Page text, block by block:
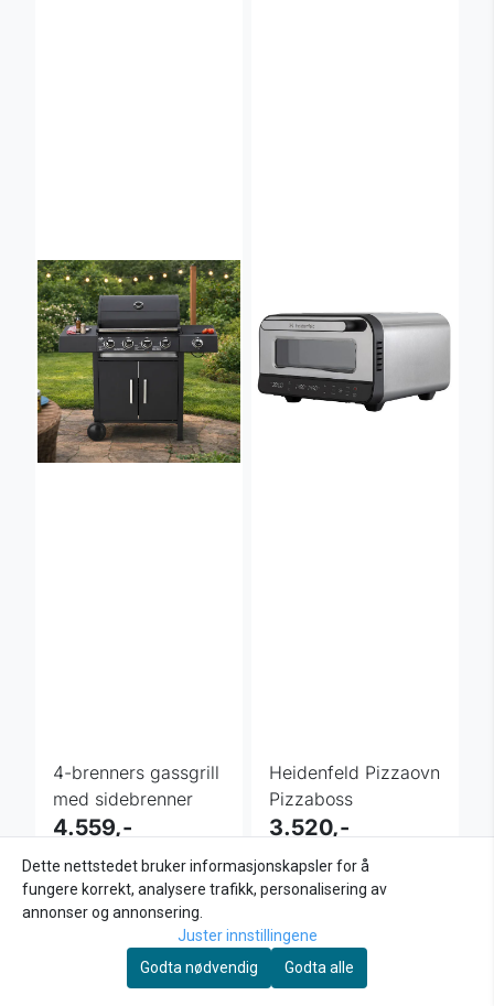
4-brenners gassgrill
med sidebrenner
4.559,-
Kjøp
Heidenfeld Pizzaovn
Pizzaboss
3.520,-
Kjøp
Dette nettstedet bruker informasjonskapsler for å
fungere korrekt, analysere trafikk, personalisering av
annonser og annonsering.
Juster innstillingene
Godta nødvendig
Godta alle